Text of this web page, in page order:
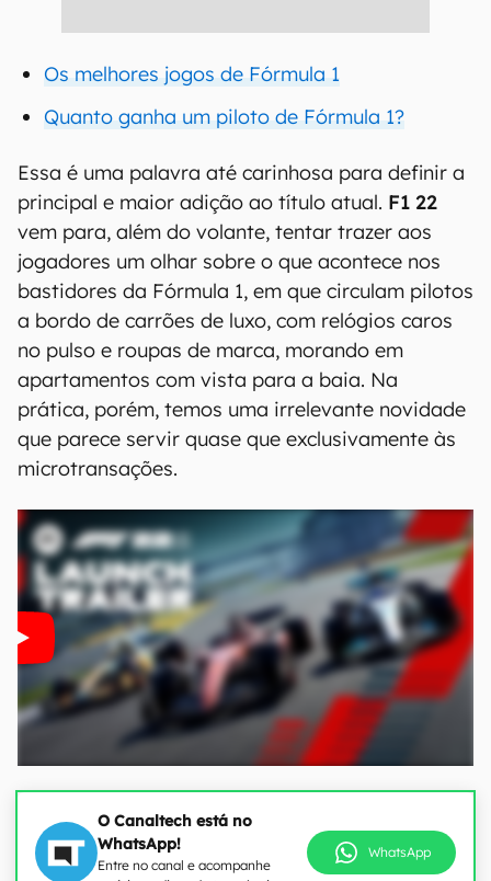
Os melhores jogos de Fórmula 1
Quanto ganha um piloto de Fórmula 1?
Essa é uma palavra até carinhosa para definir a
principal e maior adição ao título atual. F1 22
vem para, além do volante, tentar trazer aos
jogadores um olhar sobre o que acontece nos
bastidores da Fórmula 1, em que circulam pilotos
a bordo de carrões de luxo, com relógios caros
no pulso e roupas de marca, morando em
apartamentos com vista para a baia. Na
prática, porém, temos uma irrelevante novidade
que parece servir quase que exclusivamente às
microtransações.
O Canaltech está no
WhatsApp!
Entre no canal e acompanhe
WhatsApp